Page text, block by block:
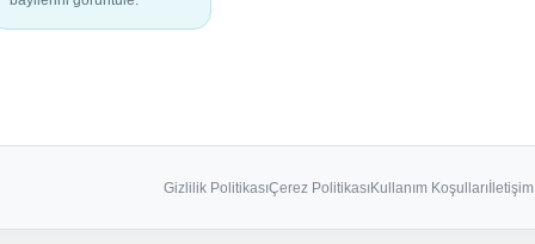
Gizlilik PolitikasıÇerez PolitikasıKullanım Koşullarıİletişim